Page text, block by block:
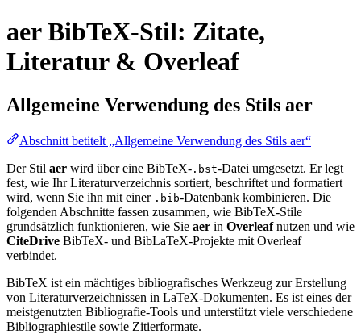
aer BibTeX-Stil: Zitate,
Literatur & Overleaf
Allgemeine Verwendung des Stils aer
Abschnitt betitelt „Allgemeine Verwendung des Stils aer“
Der Stil aer wird über eine BibTeX- .bst-Datei umgesetzt. Er legt
fest, wie Ihr Literaturverzeichnis sortiert, beschriftet und formatiert
wird, wenn Sie ihn mit einer .bib-Datenbank kombinieren. Die
folgenden Abschnitte fassen zusammen, wie BibTeX-Stile
grundsätzlich funktionieren, wie Sie aer in Overleafnutzen und wie
CiteDrive BibTeX- und BibLaTeX-Projekte mit Overleaf
verbindet.
BibTeX ist ein mächtiges bibliografisches Werkzeug zur Erstellung
von Literaturverzeichnissen in LaTeX-Dokumenten. Es ist eines der
meistgenutzten Bibliografie-Tools und unterstützt viele verschiedene
Bibliographiestile sowie Zitierformate.